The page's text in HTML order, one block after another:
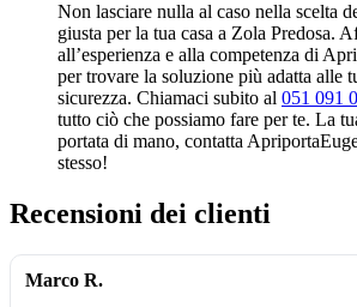
Non lasciare nulla al caso nella scelta
giusta per la tua casa a Zola Predosa.
all’esperienza e alla competenza di
per trovare la soluzione più adatta alle
sicurezza. Chiamaci subito al 051 091
tutto ciò che possiamo fare per te. La
portata di mano, contatta
stesso!
Recensioni dei clienti
Marco R.